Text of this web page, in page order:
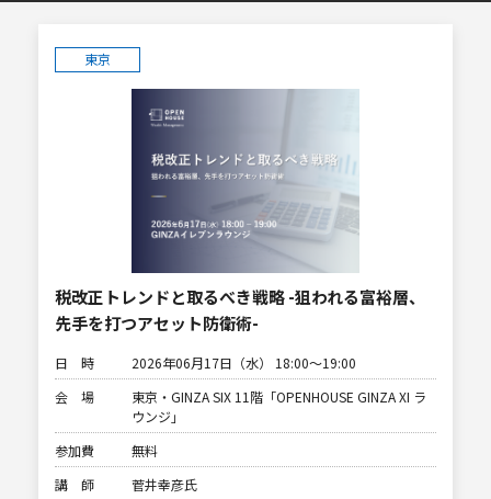
東京
税改正トレンドと取るべき戦略 -狙われる富裕層、
先手を打つアセット防衛術-
日 時
2026年06月17日（水） 18:00〜19:00
会 場
東京・GINZA SIX 11階「OPENHOUSE GINZA XI ラ
ウンジ」
参加費
無料
講 師
菅井幸彦氏